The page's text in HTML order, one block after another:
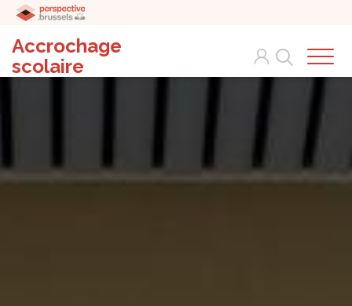
Accrochage
scolaire
Search